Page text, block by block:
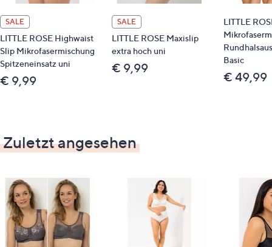
Echte Mikrofaser
STANDARD 100 by OEKO-TEX®
SALE
LITTLE ROSE Highwaist
Slip Mikrofasermischung
Spitzeneinsatz uni
€ 9,99
SALE
LITTLE ROSE Maxislip
extra hoch uni
€ 9,99
LITTLE
Basic
€ 49,99
Zuletzt angesehen